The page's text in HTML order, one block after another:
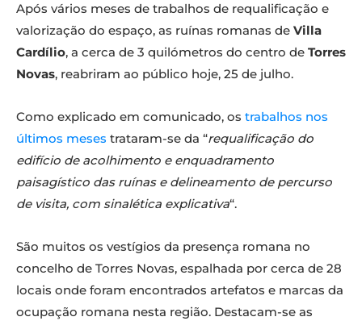
Após vários meses de trabalhos de requalificação e
valorização do espaço, as ruínas romanas de Villa
Cardílio, a cerca de 3 quilómetros do centro de Torres
Novas, reabriram ao público hoje, 25 de julho.
Como explicado em comunicado, os trabalhos nos
últimos meses trataram-se da “requalificação do
edifício de acolhimento e enquadramento
paisagístico das ruínas e delineamento de percurso
de visita, com sinalética explicativa“.
São muitos os vestígios da presença romana no
concelho de Torres Novas, espalhada por cerca de 28
locais onde foram encontrados artefatos e marcas da
ocupação romana nesta região. Destacam-se as